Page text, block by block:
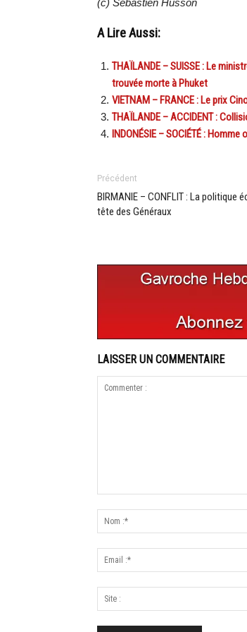
A Lire Aussi:
THAÏLANDE – SUISSE : Le
trouvée morte à Phuket
VIETNAM – FRANCE : Le prix
THAÏLANDE – ACCIDENT :
INDONÉSIE – SOCIÉTÉ :
Précédent
BIRMANIE – CONFLIT : La politique
tête des Généraux
LAISSER UN COMMENTAIRE